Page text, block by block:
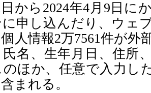
日から2024年4月9日に
申し込んだり、ウェ
人情報2万7561件が外
名、生年月日、住所
ほか、任意で入力し
まれる。